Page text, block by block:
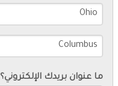
ما عنوان بريدك الإلكتروني؟